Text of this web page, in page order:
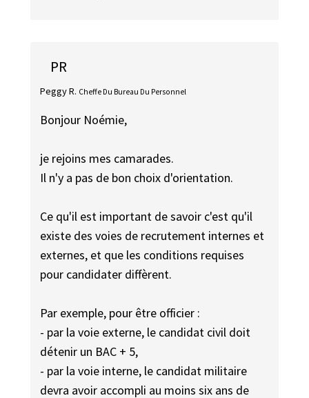
PR
Peggy R. Cheffe Du Bureau Du Personnel
Bonjour Noémie,
je rejoins mes camarades.
Il n'y a pas de bon choix d'orientation.
Ce qu'il est important de savoir c'est qu'il
existe des voies de recrutement internes et
externes, et que les conditions requises
pour candidater diffèrent.
Par exemple, pour être officier :
- par la voie externe, le candidat civil doit
détenir un BAC + 5,
- par la voie interne, le candidat militaire
devra avoir accompli au moins six ans de